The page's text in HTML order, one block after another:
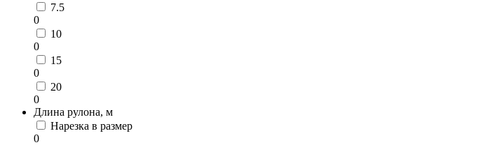
7.5
0
10
0
15
0
20
0
Длина рулона, м
Нарезка в размер
0